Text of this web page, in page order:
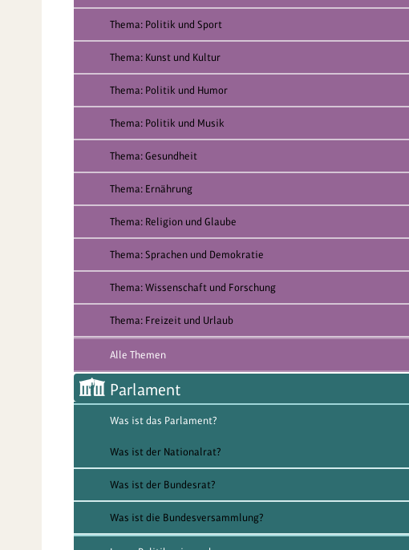
Thema: Politik und Sport
Thema: Kunst und Kultur
Thema: Politik und Humor
Thema: Politik und Musik
Thema: Gesundheit
Thema: Ernährung
Thema: Religion und Glaube
Thema: Sprachen und Demokratie
Thema: Wissenschaft und Forschung
Thema: Freizeit und Urlaub
Alle Themen
Parlament
Was ist das Parlament?
Was ist der Nationalrat?
Was ist der Bundesrat?
Was ist die Bundesversammlung?